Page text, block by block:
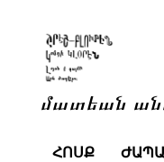
մատեան
ՀՈՍՔ